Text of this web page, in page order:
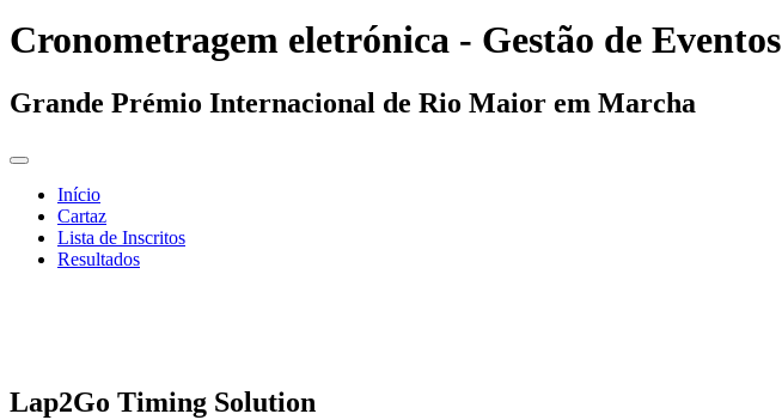
Cronometragem eletrónica - Gestão de Eventos
Grande Prémio Internacional de Rio Maior em Marcha
Início
Cartaz
Lista de Inscritos
Resultados
Lap2Go Timing Solution